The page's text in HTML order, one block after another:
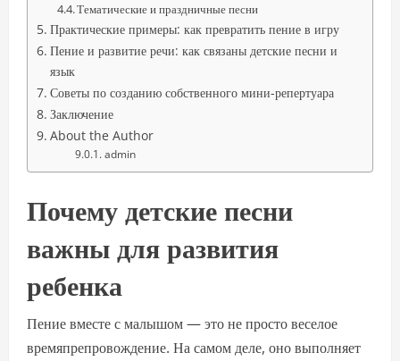
Тематические и праздничные песни
Практические примеры: как превратить пение в игру
Пение и развитие речи: как связаны детские песни и
язык
Советы по созданию собственного мини-репертуара
Заключение
About the Author
admin
Почему детские песни
важны для развития
ребенка
Пение вместе с малышом — это не просто веселое
времяпрепровождение. На самом деле, оно выполняет